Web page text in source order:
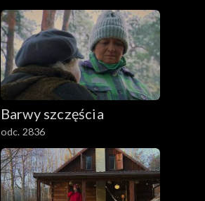
Barwy szczęścia
odc. 2836